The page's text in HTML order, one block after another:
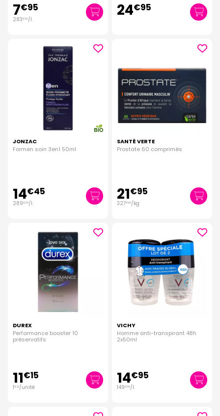
7€95
283€93/l. 24€95
JONZAC
Formen soin 3en1 50ml
14€45
289€00/l.
SANTÉ VERTE
Prostate 60 comprimés
21€95
327€61/kg
DUREX
Performance booster 10
préservatifs
11€15
1€ 12/unité
VICHY
Homme anti-transpirant 48h
2x50ml
14€95
149€50/l.